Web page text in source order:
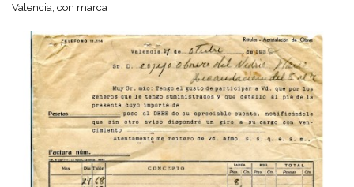
Valencia, con marca